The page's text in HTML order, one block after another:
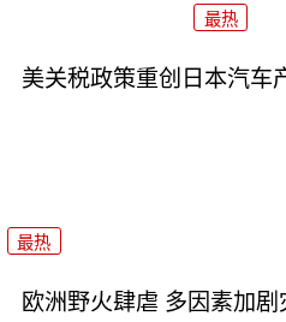
最热
美关税政策重创日本汽车
最热
欧洲野火肆虐 多因素加剧